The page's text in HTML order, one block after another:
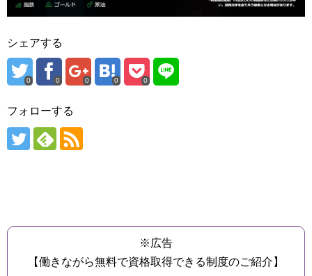
シェアする
0 0 0 0 0
フォローする
※広告
【働きながら無料で資格取得できる制度のご紹介】